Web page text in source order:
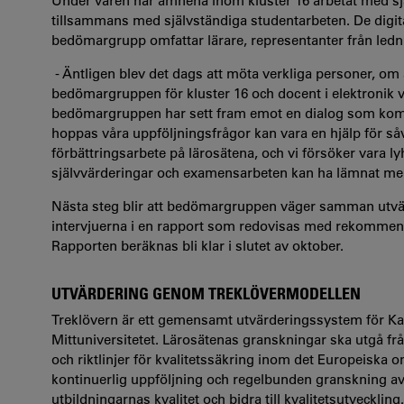
tillsammans med självständiga studentarbeten. De
bedömargrupp omfattar lärare, representanter från
- Äntligen blev det dags att möta verkliga personer,
bedömargruppen för kluster 16 och docent i elektronik
bedömargruppen har sett fram emot en dialog som
hoppas våra uppföljningsfrågor kan vara en hjälp för
förbättringsarbete på lärosätena, och vi försöker vara
självvärderingar och examensarbeten kan ha lämnat
Nästa steg blir att bedömargruppen väger samman
intervjuerna i en rapport som redovisas med
Rapporten beräknas bli klar i slutet av oktober.
UTVÄRDERING GENOM TREKLÖVERMODELLEN
Treklövern är ett gemensamt utvärderingssystem för
Mittuniversitetet. Lärosätenas granskningar ska utgå
och riktlinjer för kvalitetssäkring inom det Europeiska
kontinuerlig uppföljning och regelbunden granskning
utbildningarnas kvalitet och bidra till kvalitetsutveckling.